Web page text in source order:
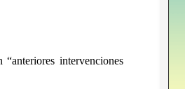
intervenciones